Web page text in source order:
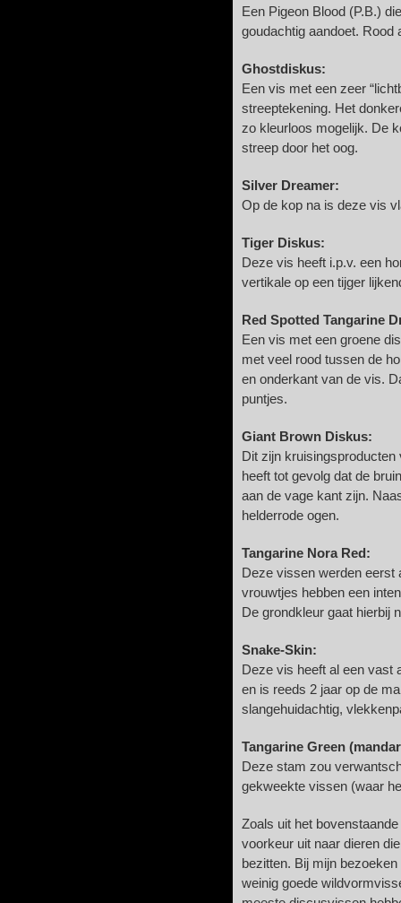
Een Pigeon Blood (P.B.)
goudachtig aandoet. Rood
Ghostdiskus:
Een vis met een zeer
streeptekening. Het
zo kleurloos mogelijk. De
streep door het oog.
Silver Dreamer:
Op de kop na is deze vis
Tiger Diskus:
Deze vis heeft i.p.v. een
vertikale op een tijger
Red Spotted Tangarine
Een vis met een groene
met veel rood tussen de
en onderkant van de vis.
puntjes.
Giant Brown Diskus:
Dit zijn
heeft tot gevolg dat de
aan de vage kant zijn.
helderrode ogen.
Tangarine Nora Red:
Deze vissen werden
vrouwtjes hebben een
De grondkleur gaat hierbij
Snake-Skin:
Deze vis heeft al een vast
en is reeds 2 jaar op de
slangehuidachtig,
Tangarine Green
Deze stam zou
gekweekte vissen (waar
Zoals uit het
voorkeur uit naar dieren
bezitten. Bij mijn
weinig goede